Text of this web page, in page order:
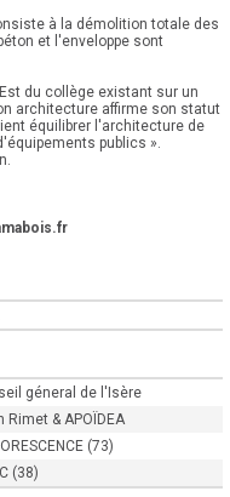
à la démolition totale des
et l'enveloppe sont
du collège existant sur un
architecture affirme son statut
équilibrer l'architecture de
publics ».
géneral de l'Isère
Rimet & APOÏDEA
(73)
(38)